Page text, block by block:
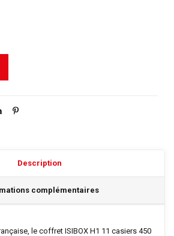
Description
complémentaires
le coffret ISIBOX H1 11 casiers 450